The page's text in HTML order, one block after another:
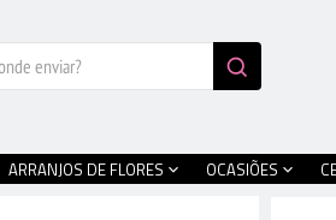
ARRANJOS DE FLORES OCASIÕES